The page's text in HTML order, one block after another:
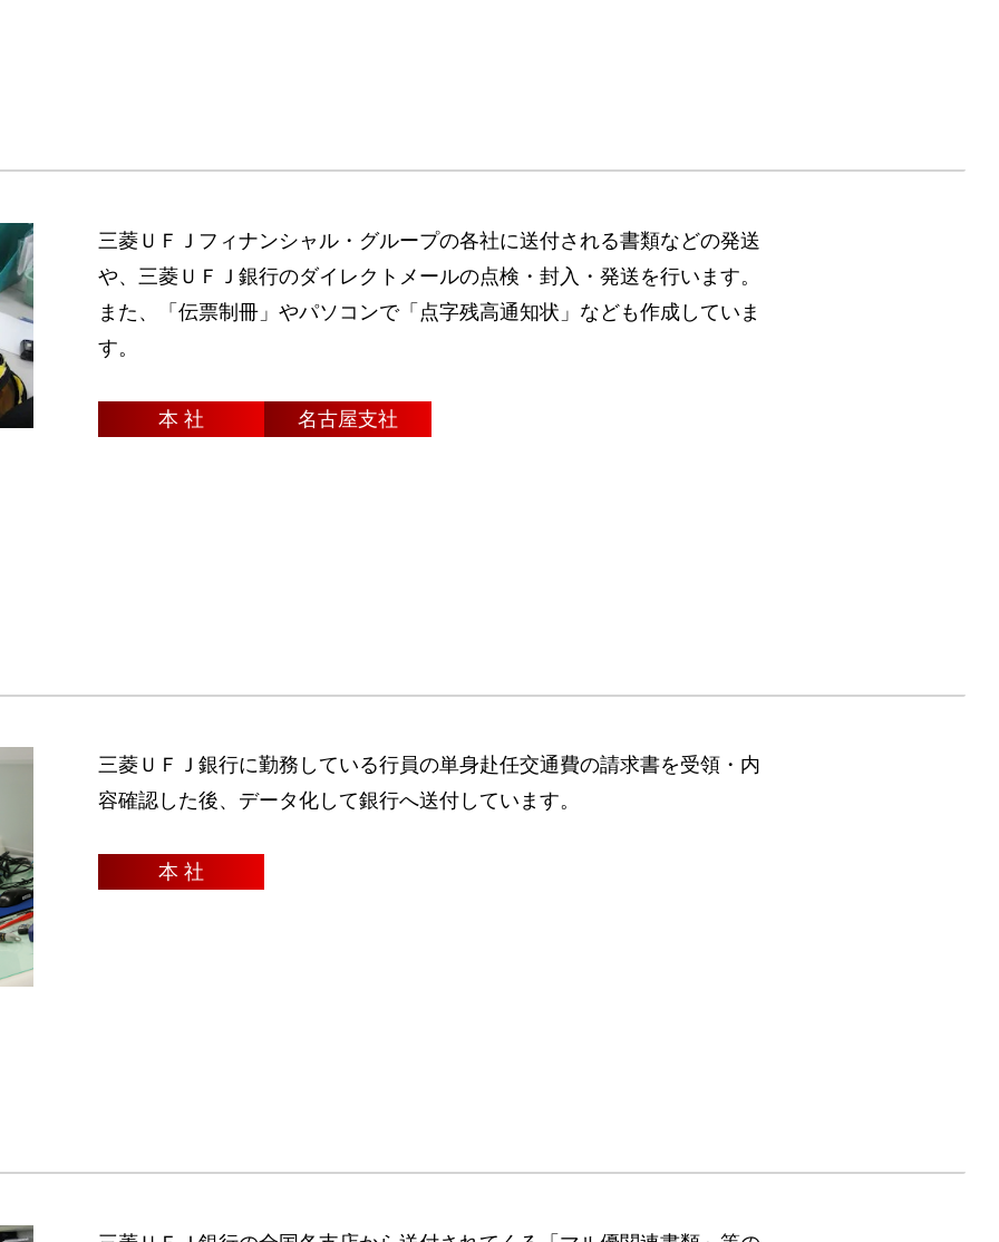
三菱ＵＦＪフィナンシャル・グループの各社に送付される書類などの発送
や、三菱ＵＦＪ銀行のダイレクトメールの点検・封入・発送を行います。
また、「伝票制冊」やパソコンで「点字残高通知状」なども作成していま
す。
本 社 名古屋支社
三菱ＵＦＪ銀行に勤務している行員の単身赴任交通費の請求書を受領・内
容確認した後、データ化して銀行へ送付しています。
本 社